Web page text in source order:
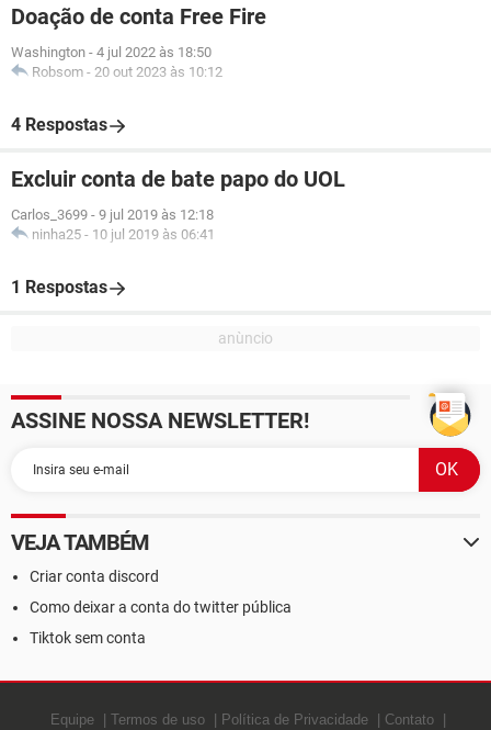
Doação de conta Free Fire
Washington - 4 jul 2022 às 18:50
Robsom - 20 out 2023 às 10:12
4 Respostas
Excluir conta de bate papo do UOL
Carlos_3699 - 9 jul 2019 às 12:18
ninha25 - 10 jul 2019 às 06:41
1 Respostas
ASSINE NOSSA NEWSLETTER!
VEJA TAMBÉM
Criar conta discord
Como deixar a conta do twitter pública
Tiktok sem conta
Equipe Termos de uso Política de Privacidade Contato